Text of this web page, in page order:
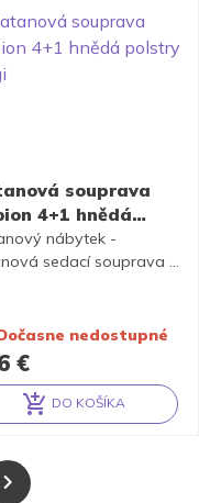
souprava
4+1 hnědá
Pegi
€
nábytek -
sedací souprava je
souprava
4 křesla a stolek se
kompletní sadu
nedostupné
DO KOŠÍKA
→